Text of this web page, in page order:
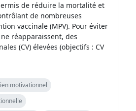
de réduire la mortalité et
de nombreuses
vaccinale (MPV). Pour éviter
réapparaissent, des
(CV) élevées (objectifs : CV
motivationnel